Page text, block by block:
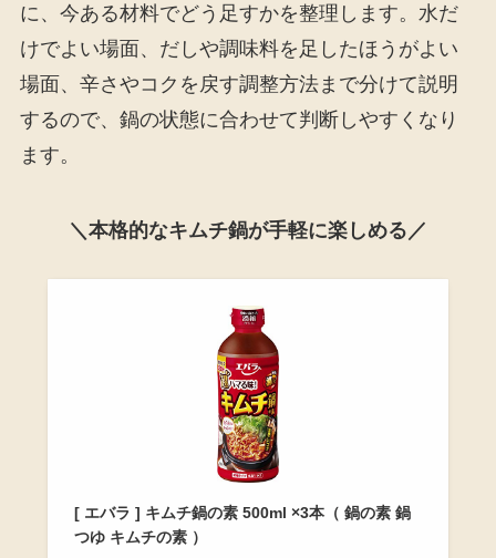
に、今ある材料でどう足すかを整理します。水だ
けでよい場面、だしや調味料を足したほうがよい
場面、辛さやコクを戻す調整方法まで分けて説明
するので、鍋の状態に合わせて判断しやすくなり
ます。
＼本格的なキムチ鍋が手軽に楽しめる／
[ エバラ ] キムチ鍋の素 500ml ×3本（ 鍋の素 鍋
つゆ キムチの素 ）